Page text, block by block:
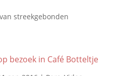
streekgebonden
bezoek in Café Botteltje